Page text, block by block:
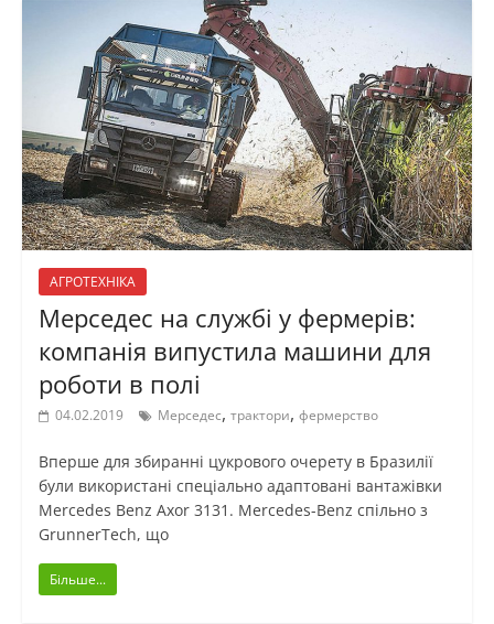
АГРОТЕХНІКА
Мерседес на службі у фермерів:
компанія випустила машини для
роботи в полі
04.02.2019 Мерседес, трактори, фермерство
Вперше для збиранні цукрового очерету в Бразилії
були використані спеціально адаптовані вантажівки
Mercedes Benz Axor 3131. Mercedes-Benz спільно з
GrunnerTech, що
Більше...